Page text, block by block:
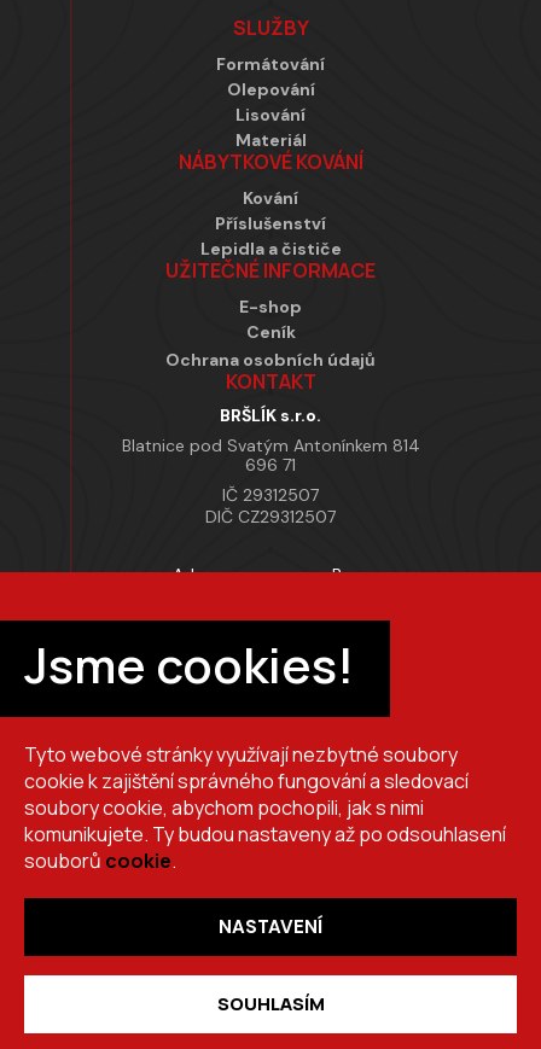
Jsme cookies!
Tyto webové stránky využívají nezbytné soubory
cookie k zajištění správného fungování a sledovací
soubory cookie, abychom pochopili, jak s nimi
komunikujete. Ty budou nastaveny až po odsouhlasení
souborů cookie.
NASTAVENÍ
SOUHLASÍM
SLUŽBY
Formátování
Olepování
Lisování
Materiál
NÁBYTKOVÉ KOVÁNÍ
Kování
Příslušenství
Lepidla a čističe
UŽITEČNÉ INFORMACE
E-shop
Ceník
Ochrana osobních údajů
KONTAKT
BRŠLÍK s.r.o.
Blatnice pod Svatým Antonínkem 814
696 71
IČ 29312507
DIČ CZ29312507
Adresa provozovny Brno
Pracovní doba
Po–Pá 7:00 – 15:30
+420 725 510 044
obchod@brslik.cz
BRŠLÍK, s.r.o.. Všechna práva vyhrazena.